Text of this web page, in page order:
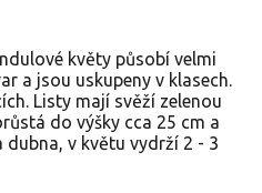
květy působí velmi
a jsou uskupeny v klasech.
Listy mají svěží zelenou
do výšky cca 25 cm a
dubna, v květu vydrží 2 - 3